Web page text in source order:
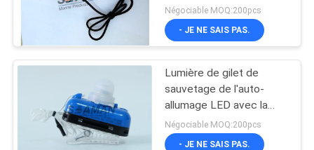
radeau de
sauvetage gonflable
LED SOLAS pour le
sauvetage marin
Négociable MOQ:200pcs
- JE NE SAIS PAS.
Lumière de gilet de
sauvetage de l'auto-
allumage LED avec la
batterie au lithium,
lumière de gilet de vie
Négociable MOQ:200pcs
- JE NE SAIS PAS.